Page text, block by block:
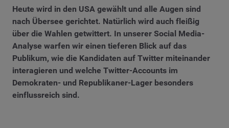
Heute wird in den USA gewählt und alle Augen sind
nach Übersee gerichtet. Natürlich wird auch fleißig
über die Wahlen getwittert. In unserer Social Media-
Analyse warfen wir einen tieferen Blick auf das
Publikum, wie die Kandidaten auf Twitter miteinander
interagieren und welche Twitter-Accounts im
Demokraten- und Republikaner-Lager besonders
einflussreich sind.